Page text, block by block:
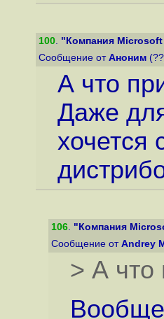
100. "Компания Microsoft
Сообщение от Аноним
А что
Даже
хочется
106. "Компания
Сообщение от Andrey
> А что